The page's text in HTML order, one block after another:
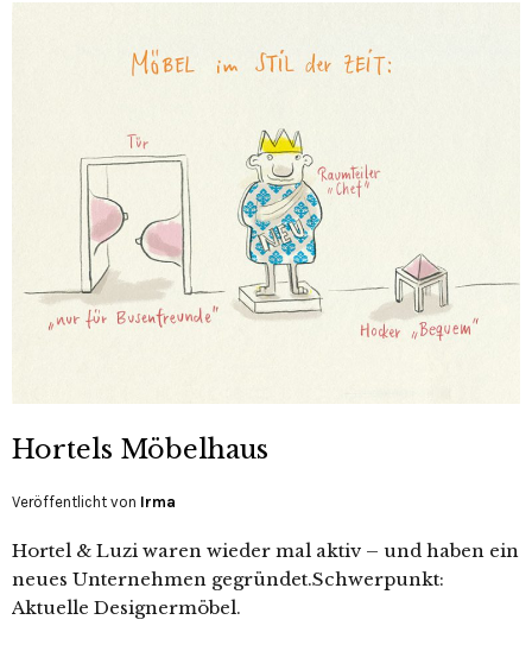
Hortels Möbelhaus
Veröffentlicht von Irma
Hortel & Luzi waren wieder mal aktiv – und haben ein
neues Unternehmen gegründet.Schwerpunkt:
Aktuelle Designermöbel.